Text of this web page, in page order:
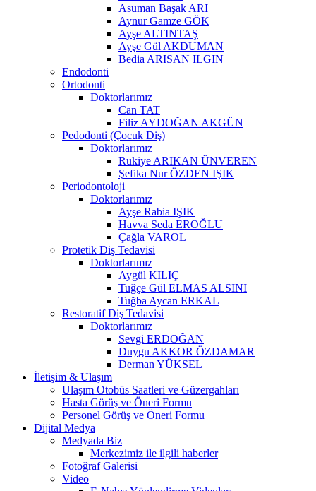
Asuman Başak ARI
Aynur Gamze GÖK
Ayşe ALTINTAŞ
Ayşe Gül AKDUMAN
Bedia ARISAN ILGIN
Endodonti
Ortodonti
Doktorlarımız
Can TAT
Filiz AYDOĞAN AKGÜN
Pedodonti (Çocuk Diş)
Doktorlarımız
Rukiye ARIKAN ÜNVEREN
Şefika Nur ÖZDEN IŞIK
Periodontoloji
Doktorlarımız
Ayşe Rabia IŞIK
Havva Seda EROĞLU
Çağla VAROL
Protetik Diş Tedavisi
Doktorlarımız
Aygül KILIÇ
Tuğçe Gül ELMAS ALSINI
Tuğba Aycan ERKAL
Restoratif Diş Tedavisi
Doktorlarımız
Sevgi ERDOĞAN
Duygu AKKOR ÖZDAMAR
Derman YÜKSEL
İletişim & Ulaşım
Ulaşım Otobüs Saatleri ve Güzergahları
Hasta Görüş ve Öneri Formu
Personel Görüş ve Öneri Formu
Dijital Medya
Medyada Biz
Merkezimiz ile ilgili haberler
Fotoğraf Galerisi
Video